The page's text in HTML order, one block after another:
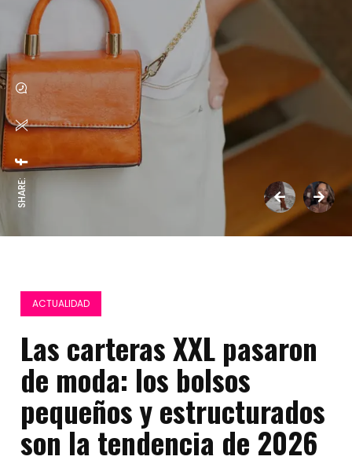
SHARE:
ACTUALIDAD
Las carteras XXL pasaron
de moda: los bolsos
pequeños y estructurados
son la tendencia de 2026